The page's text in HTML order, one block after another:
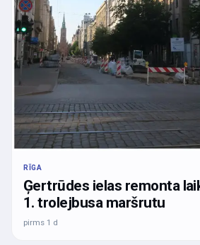
RĪGA
Ģertrūdes ielas remonta
1. trolejbusa maršrutu
pirms 1 d